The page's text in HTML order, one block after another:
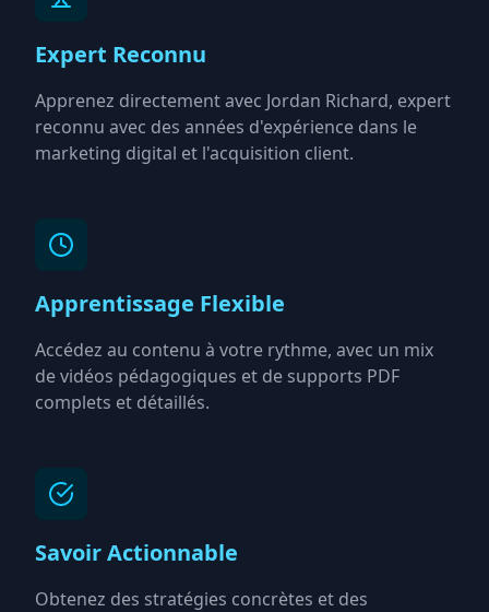
Expert Reconnu
Apprenez directement avec Jordan Richard, expert
reconnu avec des années d'expérience dans le
marketing digital et l'acquisition client.
Apprentissage Flexible
Accédez au contenu à votre rythme, avec un mix
de vidéos pédagogiques et de supports PDF
complets et détaillés.
Savoir Actionnable
Obtenez des stratégies concrètes et des